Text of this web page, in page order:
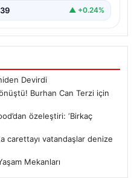
▲ +0.24%
Devirdi
Burhan Can Terzi için
özeleştiri: ‘Birkaç
carettayı vatandaşlar denize
Mekanları